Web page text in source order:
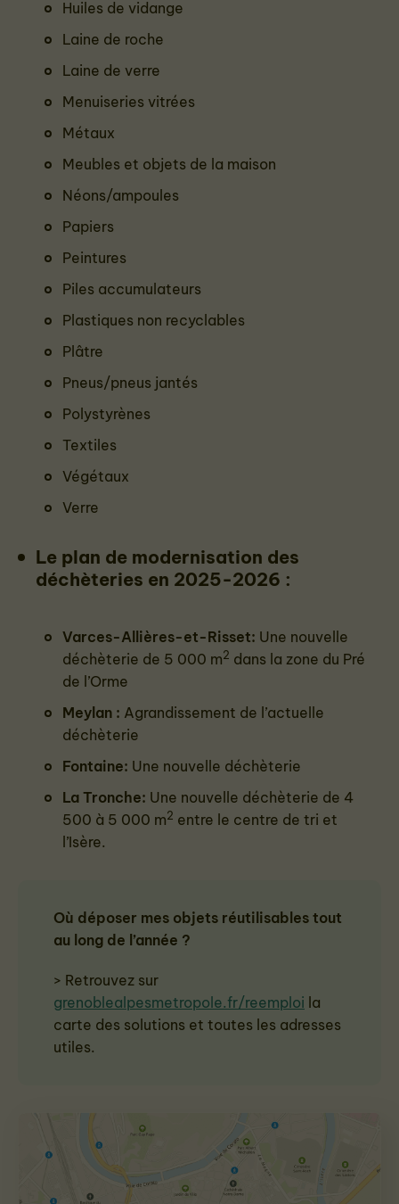
Huiles de vidange
Laine de roche
Laine de verre
Menuiseries vitrées
Métaux
Meubles et objets de la maison
Néons/ampoules
Papiers
Peintures
Piles accumulateurs
Plastiques non recyclables
Plâtre
Pneus/pneus jantés
Polystyrènes
Textiles
Végétaux
Verre
Le plan de modernisation des
déchèteries en 2025-2026 :
Varces-Allières-et-Risset: Une nouvelle
déchèterie de 5 000 m2 dans la zone du Pré
de l’Orme
Meylan : Agrandissement de l’actuelle
déchèterie
Fontaine: Une nouvelle déchèterie
La Tronche: Une nouvelle déchèterie de 4
500 à 5 000 m2 entre le centre de tri et
l’Isère.
Où déposer mes objets réutilisables tout
au long de l’année ?
> Retrouvez sur
grenoblealpesmetropole.fr/reemploi la
carte des solutions et toutes les adresses
utiles.